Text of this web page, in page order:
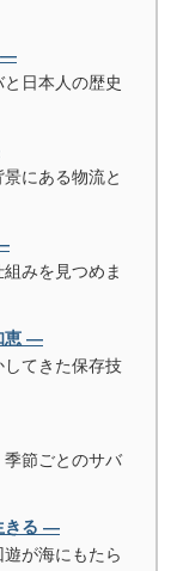
―
日本人の歴史
にある物流と
みを見つめま
恵 ―
てきた保存技
節ごとのサバ
きる ―
が海にもたら